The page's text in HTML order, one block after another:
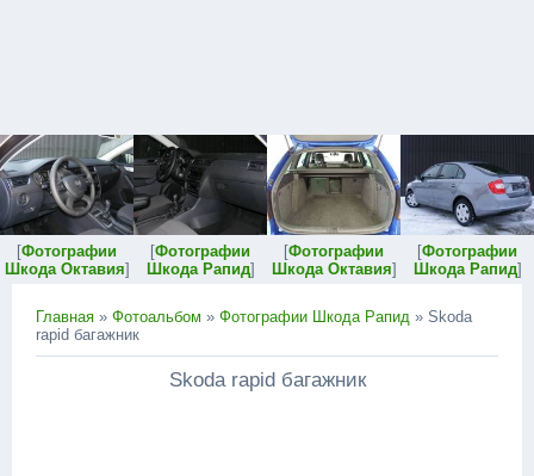
[Фотографии
Шкода Октавия]
[Фотографии
Шкода Рапид]
[Фотографии
Шкода Октавия]
[Фотографии
Шкода Рапид]
Главная » Фотоальбом » Фотографии Шкода Рапид » Skoda
rapid багажник
Skoda rapid багажник